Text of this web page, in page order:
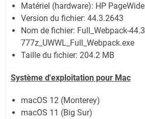
Matériel (hardware): HP
Version du fichier: 44.3.2643
Nom de fichier: Full_Webpack-
777z_UWWL_Full_Webpack.exe
Taille du fichier: 204.2 MB
Système d'exploitation pour Mac
macOS 12 (Monterey)
macOS 11 (Big Sur)